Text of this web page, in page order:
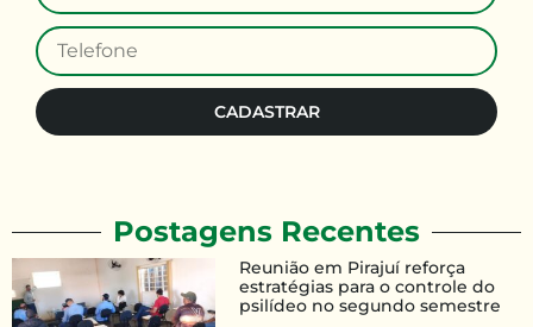
Reunião em Pirajuí reforça
estratégias para o controle do
psilídeo no segundo semestre
Postagens Recentes
CADASTRAR